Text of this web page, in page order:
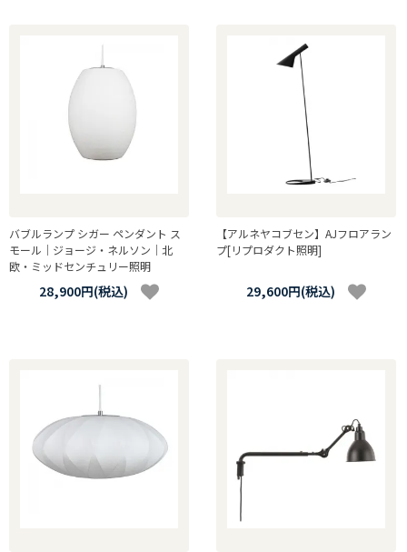
バブルランプ シガー ペンダント ス
モール｜ジョージ・ネルソン｜北
欧・ミッドセンチュリー照明
28,900円(税込)
【アルネヤコブセン】AJフロアラン
プ[リプロダクト照明]
29,600円(税込)